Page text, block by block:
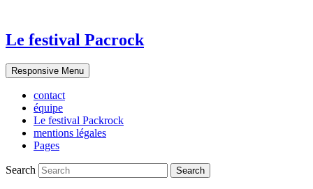
Le festival Pacrock
Responsive Menu
contact
équipe
Le festival Packrock
mentions légales
Pages
Search